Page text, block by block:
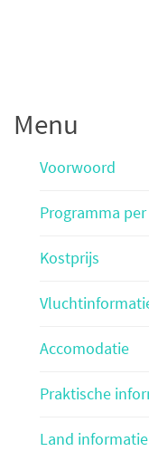
Menu
Voorwoord
Programma
Kostprijs
Accomodatie
Praktische
Land informatie